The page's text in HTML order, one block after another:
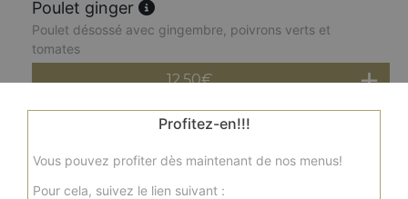
Poulet ginger
Poulet désossé avec gingembre, poivrons verts et
tomates
12.50€
Sauce oignons et poivrons
12.50€
Profitez-en!!!
Vous pouvez profiter dès maintenant de nos menus!
Pour cela, suivez le lien suivant :